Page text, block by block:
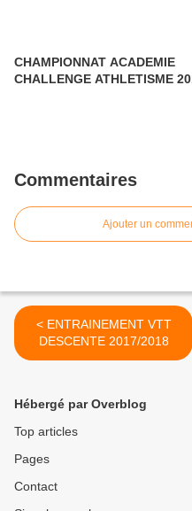
CHAMPIONNAT ACADEMIE
CHALLENGE ATHLETISME
Commentaires
Ajouter un
< ENTRAINEMENT VTT
DESCENTE 2017/2018
Hébergé par Overblog
Top articles
Pages
Contact